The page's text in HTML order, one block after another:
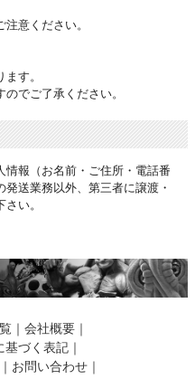
意ください。
す。
でご了承ください。
情報（お名前・ご住所・電話番
送業務以外、第三者に譲渡・
い。
｜ 会社概要 ｜
基づく表記 ｜
｜ お問い合わせ ｜